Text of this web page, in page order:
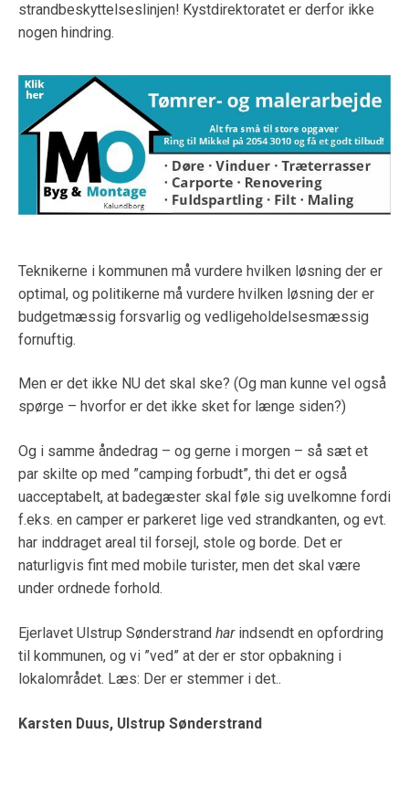
strandbeskyttelseslinjen! Kystdirektoratet er derfor ikke
nogen hindring.
Teknikerne i kommunen må vurdere hvilken løsning der er
optimal, og politikerne må vurdere hvilken løsning der er
budgetmæssig forsvarlig og vedligeholdelsesmæssig
fornuftig.
Men er det ikke NU det skal ske? (Og man kunne vel også
spørge – hvorfor er det ikke sket for længe siden?)
Og i samme åndedrag – og gerne i morgen – så sæt et
par skilte op med ”camping forbudt”, thi det er også
uacceptabelt, at badegæster skal føle sig uvelkomne fordi
f.eks. en camper er parkeret lige ved strandkanten, og evt.
har inddraget areal til forsejl, stole og borde. Det er
naturligvis fint med mobile turister, men det skal være
under ordnede forhold.
Ejerlavet Ulstrup Sønderstrand harindsendt en opfordring
til kommunen, og vi ”ved” at der er stor opbakning i
lokalområdet. Læs: Der er stemmer i det..
Karsten Duus, Ulstrup Sønderstrand